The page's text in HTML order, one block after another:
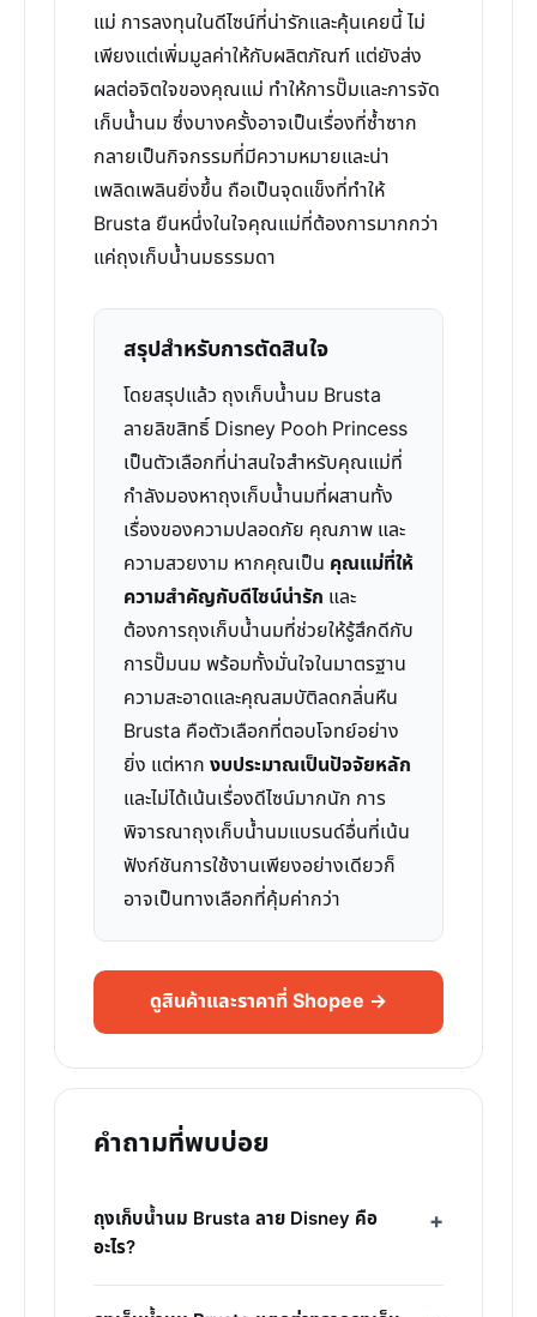
แม่ การลงทุนในดีไซน์ที่น่ารักและคุ้นเคยนี้ ไม่
เพียงแต่เพิ่มมูลค่าให้กับผลิตภัณฑ์ แต่ยังส่ง
ผลต่อจิตใจของคุณแม่ ทำให้การปั๊มและการจัด
เก็บน้ำนม ซึ่งบางครั้งอาจเป็นเรื่องที่ซ้ำซาก
กลายเป็นกิจกรรมที่มีความหมายและน่า
เพลิดเพลินยิ่งขึ้น ถือเป็นจุดแข็งที่ทำให้
Brusta ยืนหนึ่งในใจคุณแม่ที่ต้องการมากกว่า
แค่ถุงเก็บน้ำนมธรรมดา
สรุปสำหรับการตัดสินใจ
โดยสรุปแล้ว ถุงเก็บน้ำนม Brusta
ลายลิขสิทธิ์ Disney Pooh Princess
เป็นตัวเลือกที่น่าสนใจสำหรับคุณแม่ที่
กำลังมองหาถุงเก็บน้ำนมที่ผสานทั้ง
เรื่องของความปลอดภัย คุณภาพ และ
ความสวยงาม หากคุณเป็น คุณแม่ที่ให้
ความสำคัญกับดีไซน์น่ารัก และ
ต้องการถุงเก็บน้ำนมที่ช่วยให้รู้สึกดีกับ
การปั๊มนม พร้อมทั้งมั่นใจในมาตรฐาน
ความสะอาดและคุณสมบัติลดกลิ่นหืน
Brusta คือตัวเลือกที่ตอบโจทย์อย่าง
ยิ่ง แต่หาก งบประมาณเป็นปัจจัยหลัก
และไม่ได้เน้นเรื่องดีไซน์มากนัก การ
พิจารณาถุงเก็บน้ำนมแบรนด์อื่นที่เน้น
ฟังก์ชันการใช้งานเพียงอย่างเดียวก็
อาจเป็นทางเลือกที่คุ้มค่ากว่า
ดูสินค้าและราคาที่ Shopee →
คำถามที่พบบ่อย
ถุงเก็บน้ำนม Brusta ลาย Disney คือ
อะไร?